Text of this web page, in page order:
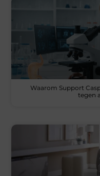
Waarom Support
tegen